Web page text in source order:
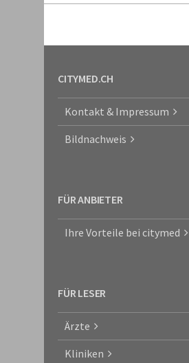
CITYMED.CH
Kontakt & Impressum
Bildnachweis
FÜR ANBIETER
Ihre Vorteile bei citymed
FÜR LESER
Ärzte
Kliniken